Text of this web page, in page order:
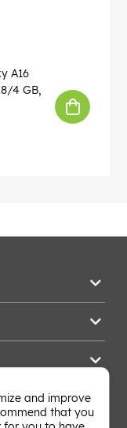
A16
4 GB,
and improve
that you